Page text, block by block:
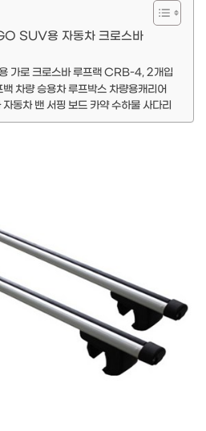
SUV용 자동차 크로스바
가로 크로스바 루프랙 CRB-4, 2개입
차량 승용차 루프박스 차량용캐리어
동차 밴 서핑 보드 카약 수하물 사다리